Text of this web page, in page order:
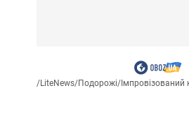
/LiteNews/Подорожі/Імпровізований